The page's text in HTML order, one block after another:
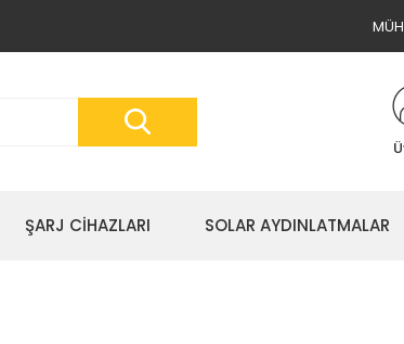
ŞARJ CİHAZLARI SOLAR AYDINLATMALAR